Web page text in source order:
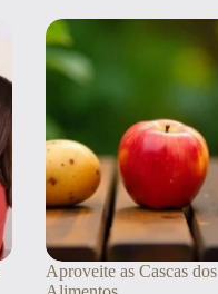
Aproveite as Cascas dos